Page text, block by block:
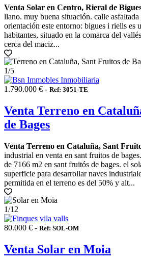
Venta Solar en Centro, Rieral de
llano. muy buena situación. calle
orientación este entorno: bigues i riells es
habitantes, situado en la comarca del
cerca del maciz...
1/5
1.790.000 € - Ref: 3051-TE
Venta Terreno en
de Bages
Venta Terreno en Cataluña, Sant
industrial en venta en sant fruitos de
de 7166 m2 en sant fruitós de bages. el
superficie para desarrollar naves
permitida en el terreno es del 50% y alt...
1/12
80.000 € - Ref: SOL-OM
Venta Solar en Moia